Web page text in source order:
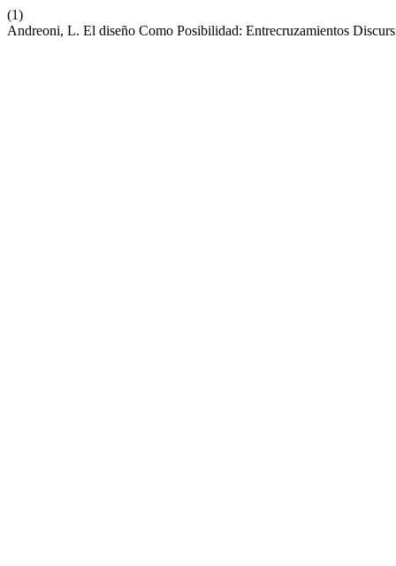
(1)
Andreoni, L. El diseño Como Posibilidad: Entrecruzamientos